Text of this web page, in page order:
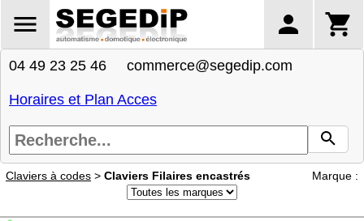
04 49 23 25 46 commerce@segedip.com
Horaires et Plan Acces
Claviers à codes > Claviers Filaires encastrés Marque :